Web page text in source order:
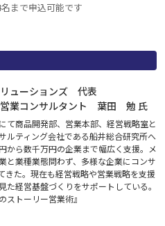
まで申込可能です
ューションズ 代表
営業コンサルタント 葉田 勉 氏
て商品開発部、営業本部、経営戦略室と
ルティング会社である船井総合研究所へ
から数千万円の企業まで幅広く支援。メ
と業種業態問わず、多様な企業にコンサ
きた。現在も経営戦略や営業戦略を支援
た経営基盤づくりをサポートしている。
ストーリー営業術』